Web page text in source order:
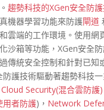
趨勢科技的XGen安全防
機器學習功能來防護閘道
雲端的工作環境。使用網
沙箱等功能，XGen安全
傳統安全控制和針對已知
防護技術驅動著趨勢科技
Security(混合雲防護)
者防護)， Network